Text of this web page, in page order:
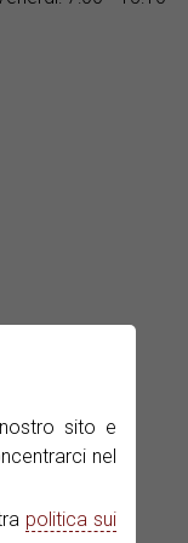
sito e
nel
politica sui